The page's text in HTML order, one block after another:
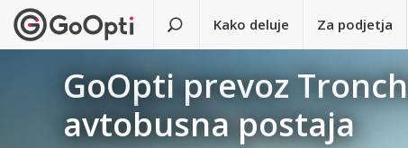
Kako deluje Za podjetja
GoOpti prevoz
avtobusna postaja